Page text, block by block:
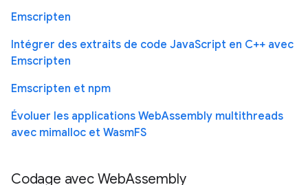
Emscripten
Intégrer des extraits de code JavaScript en C++ avec
Emscripten
Emscripten et npm
Évoluer les applications WebAssembly multithreads
avec mimalloc et WasmFS
Codage avec WebAssembly